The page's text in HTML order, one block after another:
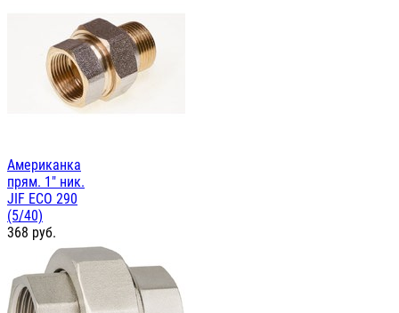
Американка
прям. 1" ник.
JIF ЕСО 290
(5/40)
368 руб.